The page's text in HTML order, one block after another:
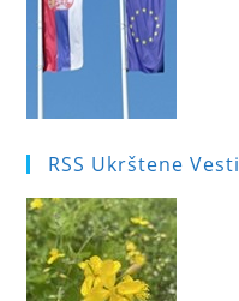
RSS Ukrštene Vesti